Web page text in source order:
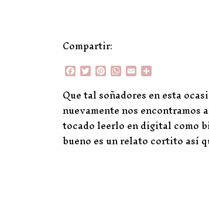
Compartir:
F
a
c
e
b
o
o
k
T
w
i
t
t
e
r
P
n
t
e
r
e
s
W
h
a
t
s
A
p
p
E
m
a
i
l
m
p
a
r
t
i
Que tal soñadores en esta
nuevamente nos encontramos
tocado leerlo en digital como
bueno es un relato cortito así